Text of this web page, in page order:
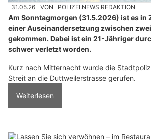
31.05.26 VON POLIZEI.NEWS REDAKTION
Am Sonntagmorgen (31.5.2026) ist es in
einer Auseinandersetzung zwischen
gekommen. Dabei ist ein 21-Jähriger
schwer verletzt worden.
Kurz nach Mitternacht wurde die
Streit an die Duttweilerstrasse gerufen.
Weiterlesen